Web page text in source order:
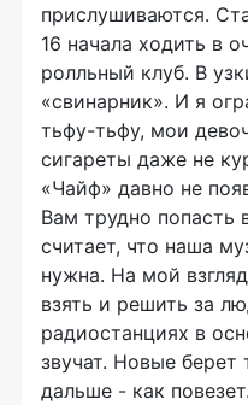
прислушиваются.
16 начала ходить в
ролльный клуб. В
«свинарник». И я
тьфу-тьфу, мои
сигареты даже не
«Чайф» давно не
Вам трудно попасть
считает, что наша
нужна. На мой
взять и решить за
радиостанциях в
звучат. Новые
дальше - как